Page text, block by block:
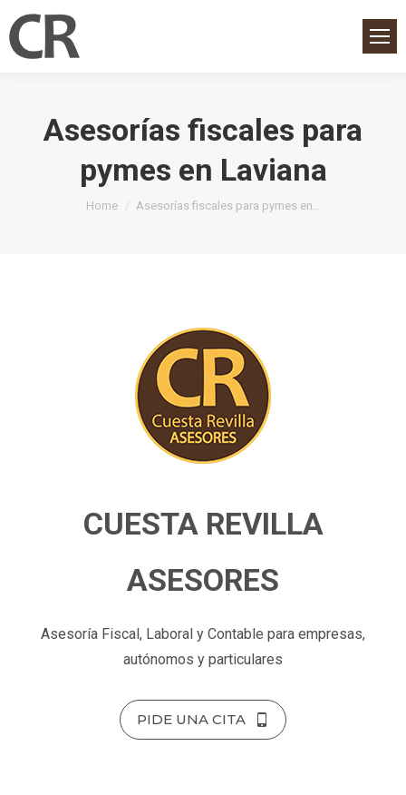
Asesorías fiscales para
pymes en Laviana
You are here:
Home Asesorías fiscales para pymes en…
CUESTA REVILLA
ASESORES
Asesoría Fiscal, Laboral y Contable para empresas,
autónomos y particulares
PIDE UNA CITA